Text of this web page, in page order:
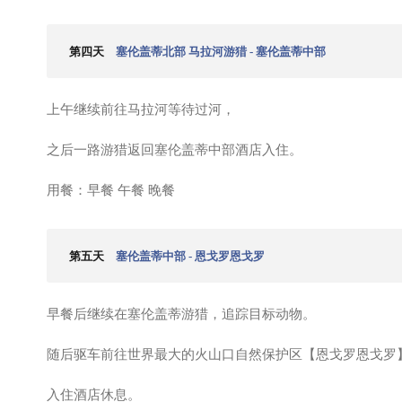
第四天 塞伦盖蒂北部 马拉河游猎 - 塞伦盖蒂中部
上午继续前往马拉河等待过河，
之后一路游猎返回塞伦盖蒂中部酒店入住。
用餐：早餐 午餐 晚餐
第五天 塞伦盖蒂中部 - 恩戈罗恩戈罗
早餐后继续在塞伦盖蒂游猎，追踪目标动物。
随后驱车前往世界最大的火山口自然保护区【恩戈罗恩戈罗
入住酒店休息。